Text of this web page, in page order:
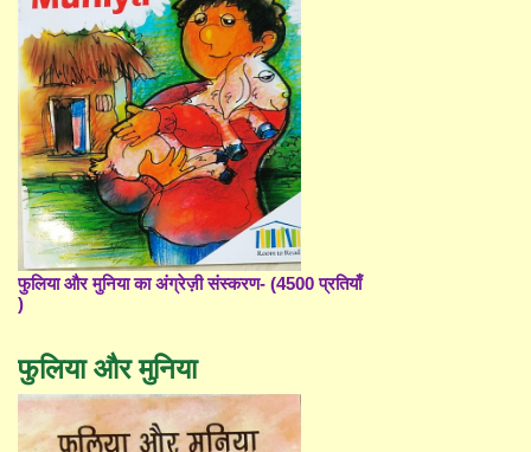
फुलिया और मुनिया का अंग्रेज़ी संस्करण- (4500 प्रतियाँ
)
फुलिया और मुनिया